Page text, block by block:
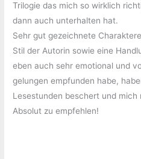
Trilogie das mich so wirklich
dann auch unterhalten hat.
Sehr gut gezeichnete
Stil der Autorin sowie eine
eben auch sehr emotional und
gelungen empfunden habe,
Lesestunden beschert und
Absolut zu empfehlen!